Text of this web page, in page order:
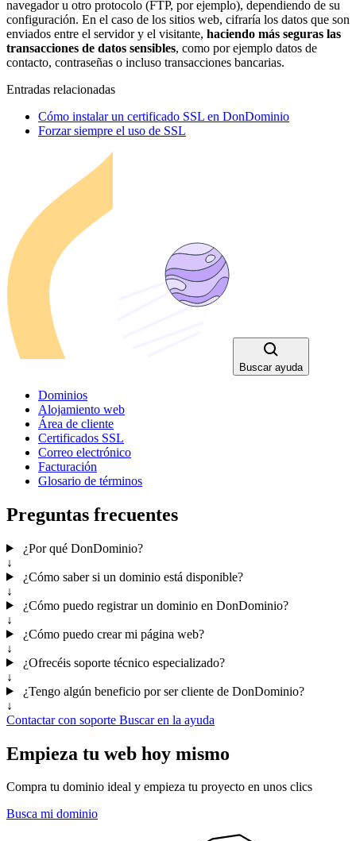
navegador u otro protocolo (FTP, por ejemplo), dependiendo de su
configuración. En el caso de los sitios web, cifraría los datos que son
enviados entre el servidor y el visitante, haciendo más seguras las
transacciones de datos sensibles, como por ejemplo datos de
contacto, contraseñas o incluso transacciones bancarias.
Entradas relacionadas
Cómo instalar un certificado SSL en DonDominio
Forzar siempre el uso de SSL
Buscar ayuda
Dominios
Alojamiento web
Área de cliente
Certificados SSL
Correo electrónico
Facturación
Glosario de términos
Preguntas frecuentes
¿Por qué DonDominio?
↓
¿Cómo saber si un dominio está disponible?
↓
¿Cómo puedo registrar un dominio en DonDominio?
↓
¿Cómo puedo crear mi página web?
↓
¿Ofrecéis soporte técnico especializado?
↓
¿Tengo algún beneficio por ser cliente de DonDominio?
↓
Contactar con soporte Buscar en la ayuda
Empieza tu web hoy mismo
Compra tu dominio ideal y empieza tu proyecto en unos clics
Busca mi dominio